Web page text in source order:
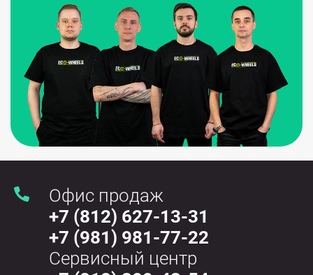
Офис продаж
+7 (812) 627-13-31
+7 (981) 981-77-22
Сервисный центр